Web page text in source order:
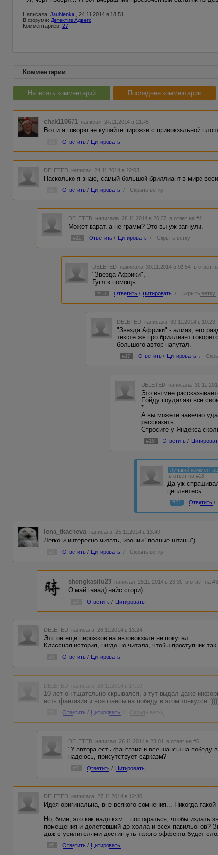
Написала: Jauhienka , 24.11.2014 в 18:51
В форуме: Детектив Адвего
Комментариев: 27
Комментарии
Написать комментарий Последние комментарии
chak110671 написал 24.11.2014 в 21:45
Вот и я говорю не кушайте пирожки с привокзальной
Ответить / Цитировать
DELETED написал 24.11.2014 в 22:03
Насколько я знаю, самый большой бриллиант в мире
Ответить / Цитировать / Скрыть ветку
DELETED написала 28.11.2014 в 20:37 в ответ на #2
Может карат, а не грамм? Это вы уж загнули.
#11 Ответить / Цитировать / Скрыть ветку
DELETED написала 30.11.2014 в 02:54 в ответ
"Звезда Африки",
Гугл в помощь.
#13 Ответить / Цитировать / Скрыть ветку
DELETED написала 30.11.2014 в 10:23
"Звезда Африки" - алмаз, его
тексте же про бриллиант
большого автор напутал.
#17 Ответить / Цитировать /
DELETED написала
Это вы мне
Пойду поудаляю все
*
А вы можете навечно
рассказать.
Спросите у Яндекса
#18 Ответить /
Лучший
в ответ на #18
Да уж
цепляетесь.
#21 Ответить /
lena_tkacheva написала 25.11.2014 в 13:49
Легко и интересно читать, иронии "полные штаны")
Ответить / Цитировать / Скрыть ветку
shengkasilu23 написал 25.11.2014 в 23:30 в ответ на #3
О май гааад) найс стори)
Ответить / Цитировать
DELETED написала 26.11.2014 в 13:24
Это он еще пирожков на автовокзале не покупал...
Классная история, нигде не читала, чтобы преступник
Ответить / Цитировать
DELETED написала 26.11.2014 в 17:10
10 лет он тщательно скрывался, а тут выдал даже
есть фантазия и все шансы на победу в этом конкурсе
Ответить / Цитировать Скрыть ветку
DELETED написал 26.11.2014 в 23:01 в ответ на #6
"У автора есть фантазия и все шансы на победу
надеюсь, присутствует сарказм?
#7 Ответить / Цитировать
DELETED написала 27.11.2014 в 12:30
Идея оригинальна, вне всякого сомнения... Никогда
Но, блин, это как надо кхм... постараться, чтобы издать
помещения и долетевший до холла и всех павильонов?
даж с усилителями достигнуть такого эффекта будет
#8 Ответить / Цитировать